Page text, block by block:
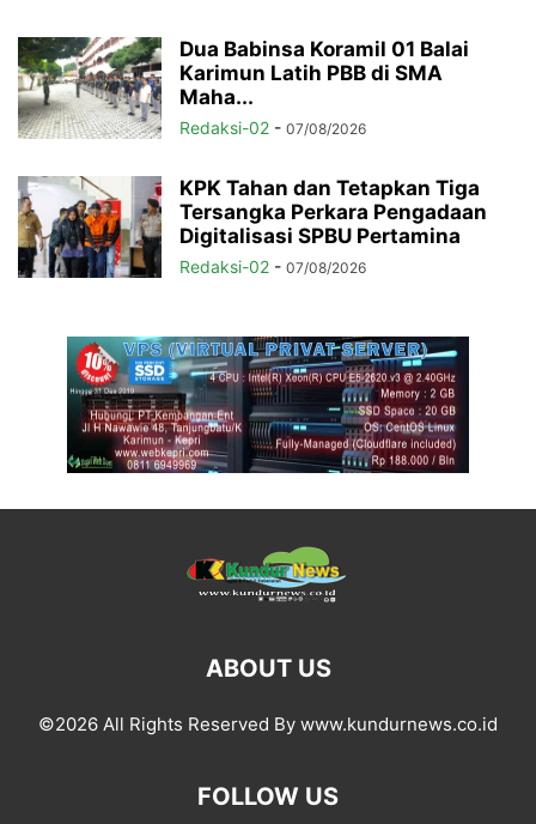
Dua Babinsa Koramil 01 Balai
Karimun Latih PBB di SMA
Maha...
Redaksi-02 - 07/08/2026
KPK Tahan dan Tetapkan Tiga
Tersangka Perkara Pengadaan
Digitalisasi SPBU Pertamina
Redaksi-02 - 07/08/2026
ABOUT US
©2026 All Rights Reserved By www.kundurnews.co.id
FOLLOW US